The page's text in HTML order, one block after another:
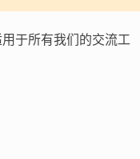
于所有我们的交流工